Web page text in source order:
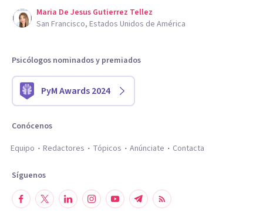
Maria De Jesus Gutierrez Tellez
San Francisco, Estados Unidos de América
Psicólogos nominados y premiados
PyM Awards 2024
Conócenos
Equipo
Redactores Tópicos Anúnciate Contacta
Síguenos